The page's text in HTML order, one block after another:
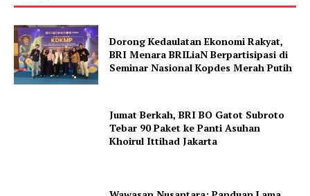
Dorong Kedaulatan Ekonomi Rakyat,
BRI Menara BRILiaN Berpartisipasi di
Seminar Nasional Kopdes Merah Putih
Jumat Berkah, BRI BO Gatot Subroto
Tebar 90 Paket ke Panti Asuhan
Khoirul Ittihad Jakarta